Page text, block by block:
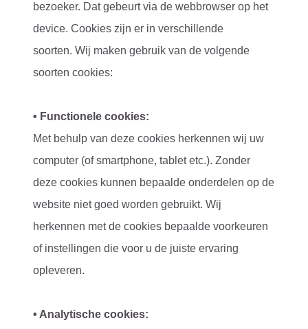
bezoeker. Dat gebeurt via de webbrowser op het
device. Cookies zijn er in verschillende
soorten. Wij maken gebruik van de volgende
soorten cookies:
• Functionele cookies:
Met behulp van deze cookies herkennen wij uw
computer (of smartphone, tablet etc.). Zonder
deze cookies kunnen bepaalde onderdelen op de
website niet goed worden gebruikt. Wij
herkennen met de cookies bepaalde voorkeuren
of instellingen die voor u de juiste ervaring
opleveren.
• Analytische cookies: